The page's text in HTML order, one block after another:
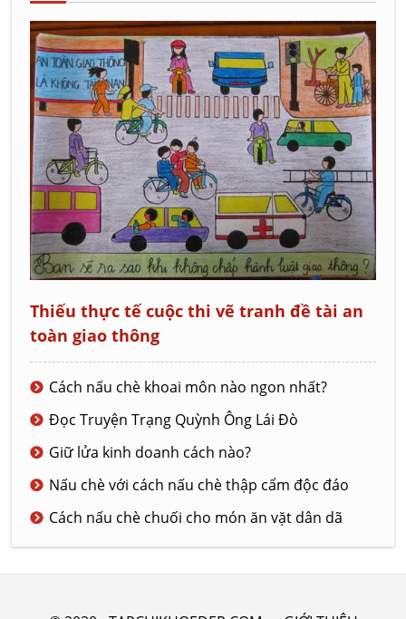
Thiếu thực tế cuộc thi vẽ tranh đề tài an
toàn giao thông
Cách nấu chè khoai môn nào ngon nhất?
Đọc Truyện Trạng Quỳnh Ông Lái Đò
Giữ lửa kinh doanh cách nào?
Nấu chè với cách nấu chè thập cẩm độc đáo
Cách nấu chè chuối cho món ăn vặt dân dã